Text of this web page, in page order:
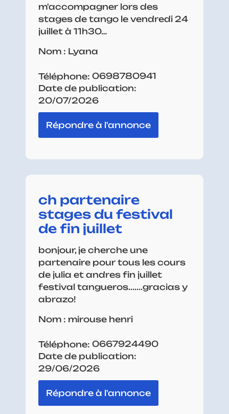
m'accompagner lors des
stages de tango le vendredi 24
juillet à 11h30…
Nom : Lyana
Téléphone: 0698780941
Date de publication:
20/07/2026
Répondre à l'annonce
ch partenaire
stages du festival
de fin juillet
bonjour, je cherche une
partenaire pour tous les cours
de julia et andres fin juillet
festival tangueros.......gracias y
abrazo!
Nom : mirouse henri
Téléphone: 0667924490
Date de publication:
29/06/2026
Répondre à l'annonce